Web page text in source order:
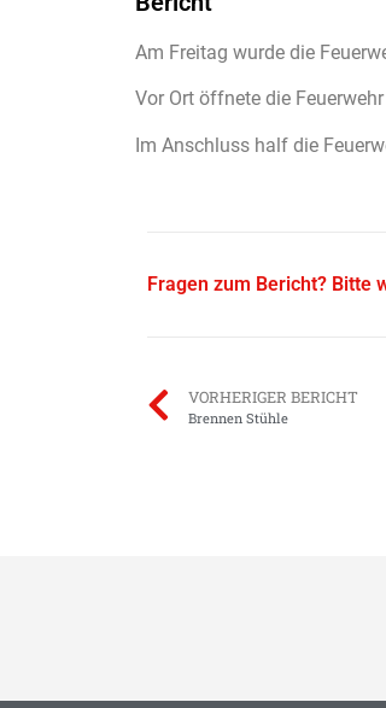
Am Freitag wurde die
Vor Ort öffnete die
Im Anschluss half die
Fragen zum Bericht? Bitte
VORHERIGER BERICHT
Brennen Stühle